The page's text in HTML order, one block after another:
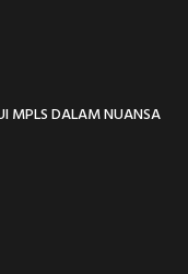
MPLS DALAM NUANSA